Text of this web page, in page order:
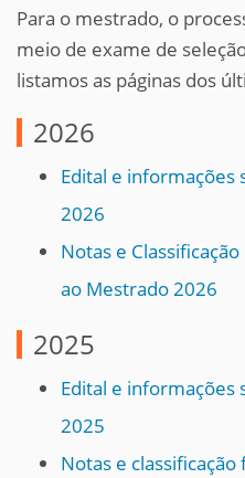
Para o mestrado, o
meio de exame de
listamos as páginas dos
2026
Edital e informações
2026
Notas e
ao Mestrado 2026
2025
Edital e informações
2025
Notas e